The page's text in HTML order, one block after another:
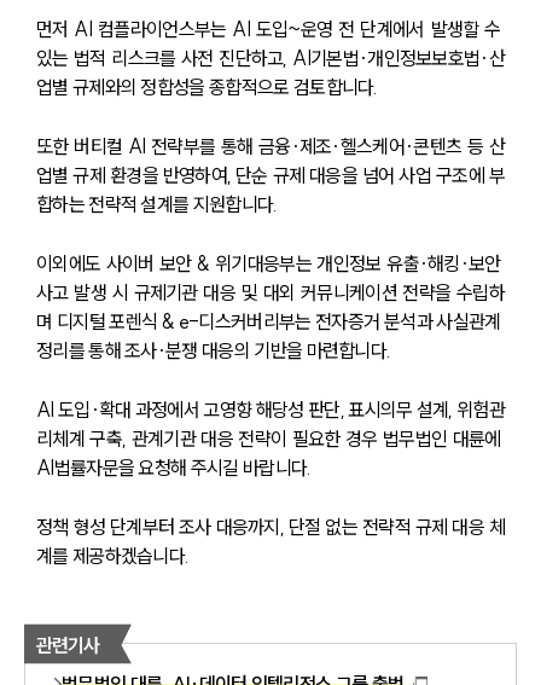
먼저 AI 컴플라이언스부는 AI 도입~운영 전 단계에서 발생할 수
있는 법적 리스크를 사전 진단하고, AI기본법·개인정보보호법·산
업별 규제와의 정합성을 종합적으로 검토합니다.
또한 버티컬 AI 전략부를 통해 금융·제조·헬스케어·콘텐츠 등 산
업별 규제 환경을 반영하여, 단순 규제 대응을 넘어 사업 구조에 부
합하는 전략적 설계를 지원합니다.
이외에도 사이버 보안 & 위기대응부는 개인정보 유출·해킹·보안
사고 발생 시 규제기관 대응 및 대외 커뮤니케이션 전략을 수립하
며 디지털 포렌식 & e-디스커버리부는 전자증거 분석과 사실관계
정리를 통해 조사·분쟁 대응의 기반을 마련합니다.
AI 도입·확대 과정에서 고영향 해당성 판단, 표시의무 설계, 위험관
리체계 구축, 관계기관 대응 전략이 필요한 경우 법무법인 대륜에
AI법률자문을 요청해 주시길 바랍니다.
정책 형성 단계부터 조사 대응까지, 단절 없는 전략적 규제 대응 체
계를 제공하겠습니다.
관련기사